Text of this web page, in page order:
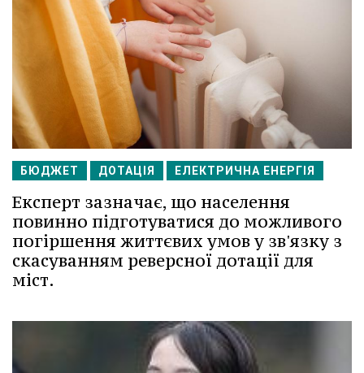
БЮДЖЕТ ДОТАЦІЯ ЕЛЕКТРИЧНА ЕНЕРГІЯ
Експерт зазначає, що населення
повинно підготуватися до можливого
погіршення життєвих умов у зв'язку з
скасуванням реверсної дотації для
міст.